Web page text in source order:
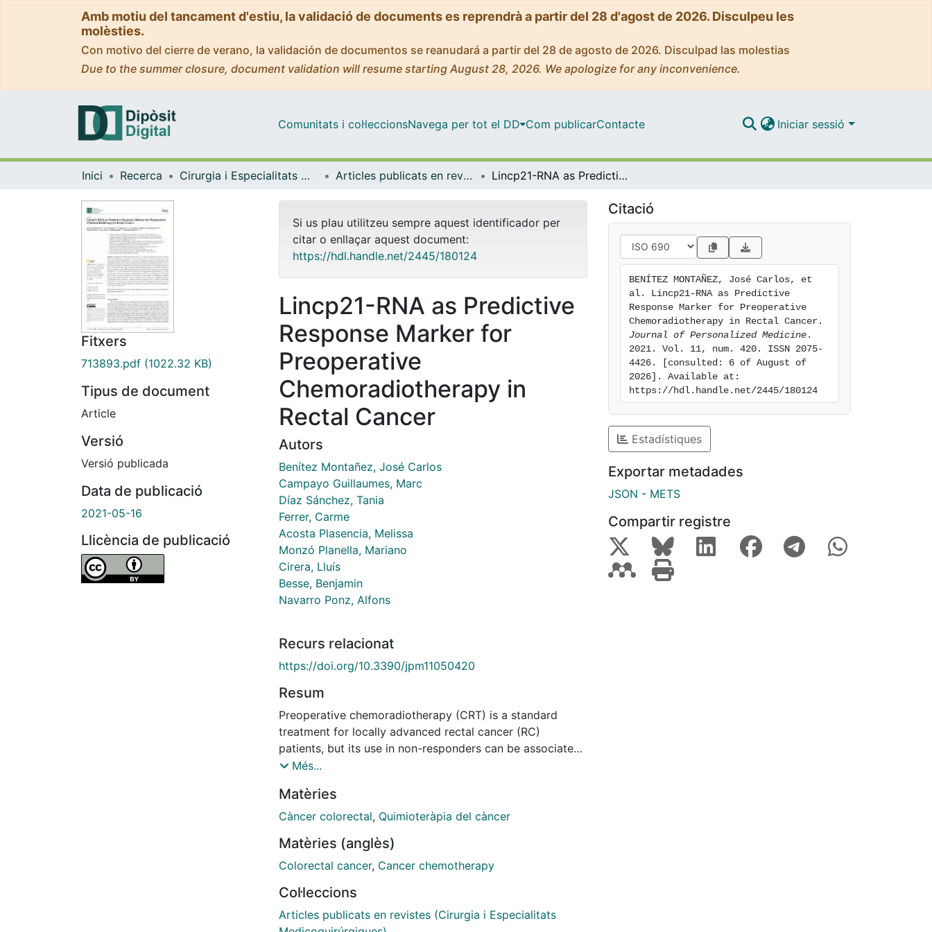
Amb motiu del tancament d'estiu, la validació de documents es reprendrà a partir del 28 d'agost de 2026. Disculpeu les
molèsties.
Con motivo del cierre de verano, la validación de documentos se reanudará a partir del 28 de agosto de 2026. Disculpad las molestias
Due to the summer closure, document validation will resume starting August 28, 2026. We apologize for any inconvenience.
Comunitats i col·leccionsNavega per tot el DD Com publicarContacte Iniciar sessió
Inici Recerca Cirurgia i Especialitats Medicoquirúrgiques Articles publicats en revistes (Cirurgia i Especialitats Medicoquirúrgiques) Lincp21-RNA as Predictive Response Marker for Preoperative Chemoradiotherapy in Rectal Cancer
Fitxers
713893.pdf (1022.32 KB)
Tipus de document
Article
Versió
Versió publicada
Data de publicació
2021-05-16
Llicència de publicació
Si us plau utilitzeu sempre aquest identificador per
citar o enllaçar aquest document:
https://hdl.handle.net/2445/180124
Lincp21-RNA as Predictive
Response Marker for
Preoperative
Chemoradiotherapy in
Rectal Cancer
Autors
Benítez Montañez, José Carlos
Campayo Guillaumes, Marc
Díaz Sánchez, Tania
Ferrer, Carme
Acosta Plasencia, Melissa
Monzó Planella, Mariano
Cirera, Lluís
Besse, Benjamin
Navarro Ponz, Alfons
Recurs relacionat
https://doi.org/10.3390/jpm11050420
Resum
Preoperative chemoradiotherapy (CRT) is a standard
treatment for locally advanced rectal cancer (RC)
patients, but its use in non-responders can be associated
with increased toxicities and resection delay. LincRNA-p21
and angiogenesis regulation. We aimed to study whether
lincRNA-p21 expression levels can act as a predictive
RNAs from pretreatment biopsies from 70 RC patients
treated with preoperative CRT. Pathological response was
Dworak classification. LincRNA-p21 expression was
determined by RTqPCR. The results showed that lincRNA-
Més...
Matèries
Càncer colorectal, Quimioteràpia del càncer
Matèries (anglès)
Colorectal cancer, Cancer chemotherapy
Col·leccions
Articles publicats en revistes (Cirurgia i Especialitats
Citació
BENÍTEZ MONTAÑEZ, José Carlos, et
al. Lincp21-RNA as Predictive
Response Marker for Preoperative
Journal of Personalized Medicine .
2021. Vol. 11, num. 420. ISSN 2075-
4426. [consulted: 6 of August of
2026]. Available at:
https://hdl.handle.net/2445/180124
Estadístiques
Exportar metadades
JSON - METS
Compartir registre